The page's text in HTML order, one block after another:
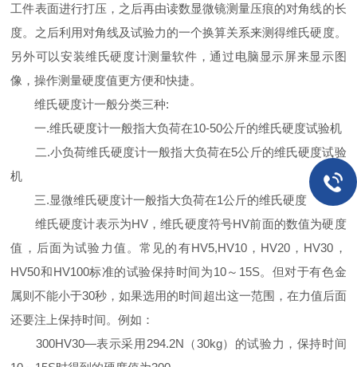
工件表面进行打压，之后再由读数显微镜测量压痕的对角线的长
度。之后利用对角线及试验力的一个换算关系来测得维氏硬度。
另外可以安装维氏硬度计测量软件，通过电脑显示屏来显示图
像，操作测量硬度值更方便和快捷。
维氏硬度计一般分类三种:
一.维氏硬度计一般指大负荷在10-50公斤的维氏硬度试验机
二.小负荷维氏硬度计一般指大负荷在5公斤的维氏硬度试验
机
三.显微维氏硬度计一般指大负荷在1公斤的维氏硬度
维氏硬度计表示为HV，维氏硬度符号HV前面的数值为硬度
值，后面为试验力值。常见的有HV5,HV10，HV20，HV30，
HV50和HV100标准的试验保持时间为10～15S。但对于有色金
属则不能小于30秒，如果选用的时间超出这一范围，在力值后面
还要注上保持时间。例如：
300HV30—表示采用294.2N（30kg）的试验力，保持时间